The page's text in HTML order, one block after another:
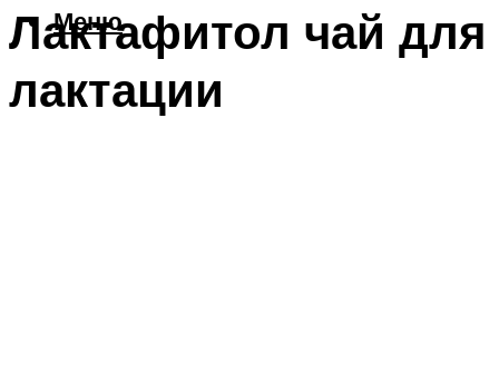
Меню
Лактафитол чай для
лактации